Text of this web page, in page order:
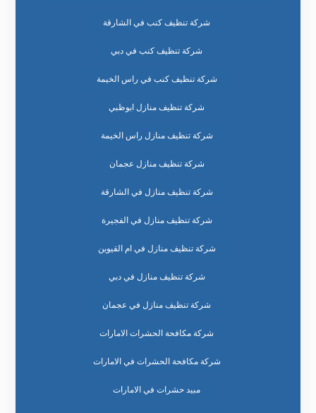
شركة تنظيف كنب في الشارقة
شركة تنظيف كنب في دبي
شركة تنظيف كنب في راس الخيمة
شركة تنظيف منازل ابوظبي
شركة تنظيف منازل راس الخيمة
شركة تنظيف منازل عجمان
شركة تنظيف منازل في الشارقة
شركة تنظيف منازل في الفجيرة
شركة تنظيف منازل في ام القيوين
شركة تنظيف منازل في دبي
شركة تنظيف منازل في عجمان
شركة مكافحة الحشرات الامارات
شركة مكافحة الحشرات في الامارات
مبيد حشرات في الامارات